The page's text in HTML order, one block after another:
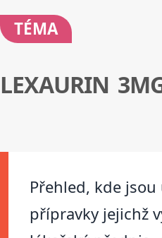
TÉMA
LEXAURIN
Přehled, kde
přípravky jejichž